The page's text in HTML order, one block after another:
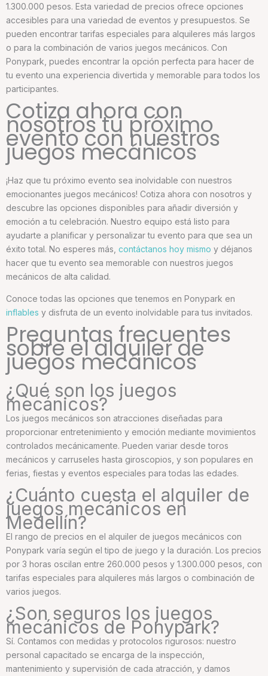
1.300.000 pesos. Esta variedad de precios ofrece opciones
accesibles para una variedad de eventos y presupuestos. Se
pueden encontrar tarifas especiales para alquileres más largos
o para la combinación de varios juegos mecánicos. Con
Ponypark, puedes encontrar la opción perfecta para hacer de
tu evento una experiencia divertida y memorable para todos los
participantes.
Cotiza ahora con
nosotros tu próximo
evento con nuestros
juegos mecánicos
¡Haz que tu próximo evento sea inolvidable con nuestros
emocionantes juegos mecánicos! Cotiza ahora con nosotros y
descubre las opciones disponibles para añadir diversión y
emoción a tu celebración. Nuestro equipo está listo para
ayudarte a planificar y personalizar tu evento para que sea un
éxito total. No esperes más, contáctanos hoy mismo y déjanos
hacer que tu evento sea memorable con nuestros juegos
mecánicos de alta calidad.
Conoce todas las opciones que tenemos en Ponypark en
inflables y disfruta de un evento inolvidable para tus invitados.
Preguntas frecuentes
sobre el alquiler de
juegos mecánicos
¿Qué son los juegos
mecánicos?
Los juegos mecánicos son atracciones diseñadas para
proporcionar entretenimiento y emoción mediante movimientos
controlados mecánicamente. Pueden variar desde toros
mecánicos y carruseles hasta giroscopios, y son populares en
ferias, fiestas y eventos especiales para todas las edades.
¿Cuánto cuesta el alquiler de
juegos mecánicos en
Medellín?
El rango de precios en el alquiler de juegos mecánicos con
Ponypark varía según el tipo de juego y la duración. Los precios
por 3 horas oscilan entre 260.000 pesos y 1.300.000 pesos, con
tarifas especiales para alquileres más largos o combinación de
varios juegos.
¿Son seguros los juegos
mecánicos de Ponypark?
Sí. Contamos con medidas y protocolos rigurosos: nuestro
personal capacitado se encarga de la inspección,
mantenimiento y supervisión de cada atracción, y damos